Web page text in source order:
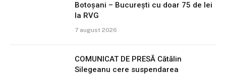
Botoșani – București cu doar 75 de lei
la RVG
7 august 2026
COMUNICAT DE PRESĂ Cătălin
Silegeanu cere suspendarea